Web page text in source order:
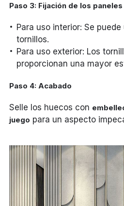
Paso 3: Fijación de los paneles
Para uso interior: Se
tornillos.
Para uso exterior: Los
proporcionan una mayor
Paso 4: Acabado
Selle los huecos con
juego para un aspecto